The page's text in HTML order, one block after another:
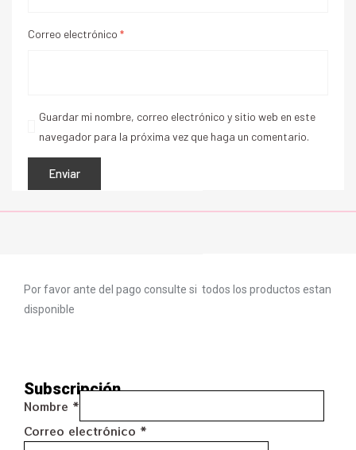
Correo electrónico *
Guardar mi nombre, correo electrónico y sitio web en este
navegador para la próxima vez que haga un comentario.
Por favor ante del pago consulte si todos los productos estan
disponible
Subscripción
Nombre *
Correo electrónico *